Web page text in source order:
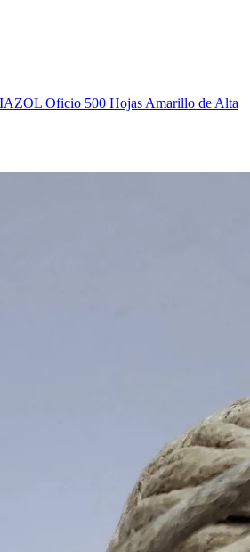
Oficio 500 Hojas Amarillo de Alta